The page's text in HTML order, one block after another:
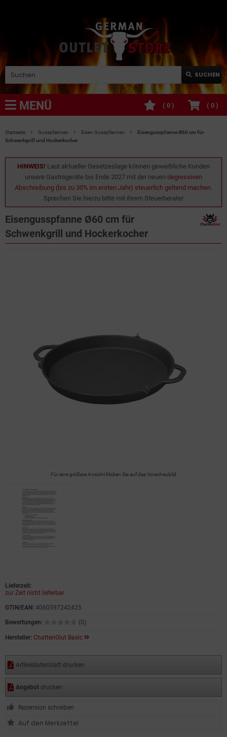
SUCHEN
MENÜ ( 0 )
( 0 )
Startseite Gusspfannen Eisen Gusspfannen
Eisengusspfanne Ø60 cm für
Schwenkgrill und Hockerkocher
HINWEIS! Laut aktueller Gesetzeslage können gewerbliche Kunden
unsere Gastrogeräte bis Ende 2027 mit der neuen degressiven
Abschreibung (bis zu 30% im ersten Jahr) steuerlich geltend machen.
Sprechen Sie hierzu bitte mit ihrem Steuerberater
Eisengusspfanne Ø60 cm für
Schwenkgrill und Hockerkocher
Für eine größere Ansicht klicken Sie auf das Vorschaubild
Lieferzeit:
zur Zeit nicht lieferbar
GTIN/EAN: 4060597242425
Bewertungen: (0)
Hersteller: ChattenGlut Basic
Artikeldatenblatt drucken
Angebot drucken
Rezension schreiben